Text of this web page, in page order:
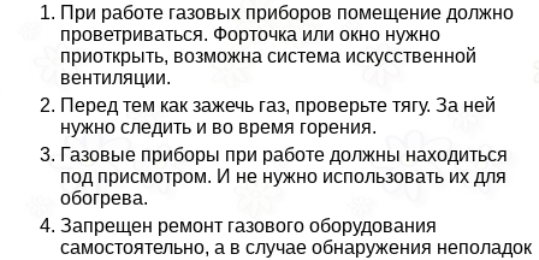
При работе газовых приборов помещение должно
проветриваться. Форточка или окно нужно
приоткрыть, возможна система искусственной
вентиляции.
Перед тем как зажечь газ, проверьте тягу. За ней
нужно следить и во время горения.
Газовые приборы при работе должны находиться
под присмотром. И не нужно использовать их для
обогрева.
Запрещен ремонт газового оборудования
самостоятельно, а в случае обнаружения неполадок